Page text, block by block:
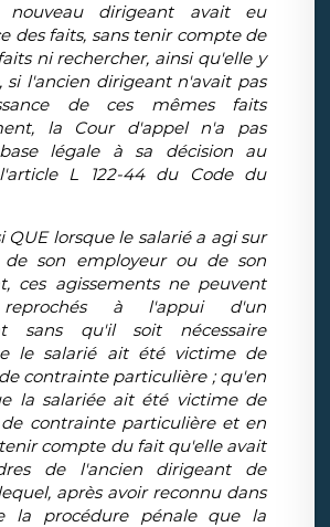
nouveau dirigeant avait eu
des faits, sans tenir compte de
ni rechercher, ainsi qu'elle y
si l'ancien dirigeant n'avait pas
de ces mêmes faits
la Cour d'appel n'a pas
légale à sa décision au
L 122-44 du Code du
QUE lorsque le salarié a agi sur
de son employeur ou de son
ces agissements ne peuvent
à l'appui d'un
sans qu'il soit nécessaire
le salarié ait été victime de
contrainte particulière ; qu'en
la salariée ait été victime de
contrainte particulière et en
compte du fait qu'elle avait
de l'ancien dirigeant de
après avoir reconnu dans
la procédure pénale que la